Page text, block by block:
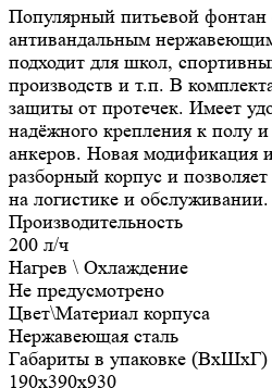
Популярный питьевой
антивандальным
подходит для школ,
производств и т.п. В
защиты от протечек. Имеет
надёжного крепления к полу
анкеров. Новая модификация
разборный корпус и
на логистике и обслуживании.
Производительность
200 л/ч
Нагрев \ Охлаждение
Не предусмотрено
Цвет\Материал корпуса
Нержавеющая сталь
Габариты в упаковке (ВxШxГ)
190х390х930